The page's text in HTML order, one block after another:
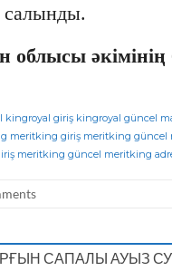
облысы әкімінің
kingroyal giriş kingroyal güncel
meritking giriş meritking güncel
meritking güncel meritking
САПАЛЫ АУЫЗ